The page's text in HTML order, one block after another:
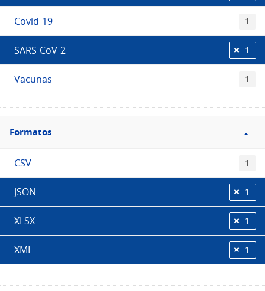
Covid-19 1
SARS-CoV-2 1
Vacunas 1
Filtro
Formatos
Formatos
CSV 1
JSON 1
XLSX 1
XML 1